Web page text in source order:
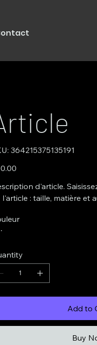
SKU
364215375135191
364215375135191
d'article.
l'article : taille, matière et
Add to
Buy